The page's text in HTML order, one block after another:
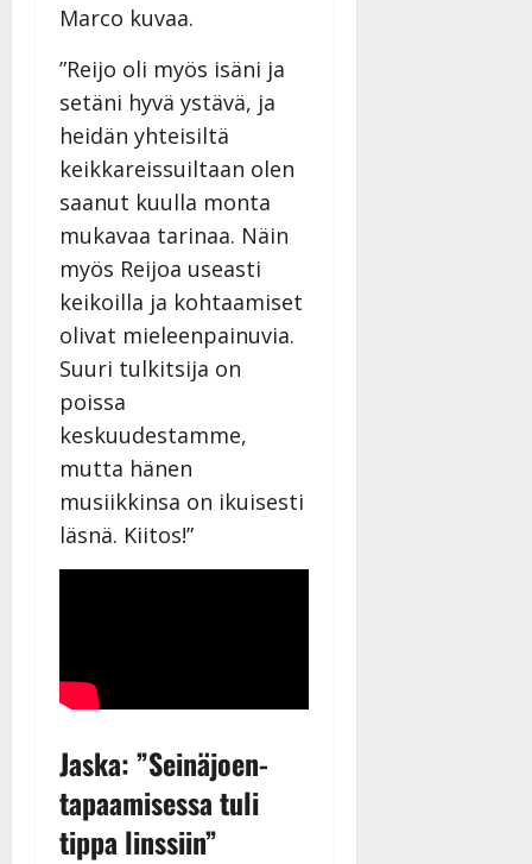
Marco kuvaa.
”Reijo oli myös isäni ja
setäni hyvä ystävä, ja
heidän yhteisiltä
keikkareissuiltaan olen
saanut kuulla monta
mukavaa tarinaa. Näin
myös Reijoa useasti
keikoilla ja kohtaamiset
olivat mieleenpainuvia.
Suuri tulkitsija on
poissa
keskuudestamme,
mutta hänen
musiikkinsa on ikuisesti
läsnä. Kiitos!”
Jaska: ”Seinäjoen-
tapaamisessa tuli
tippa linssiin”